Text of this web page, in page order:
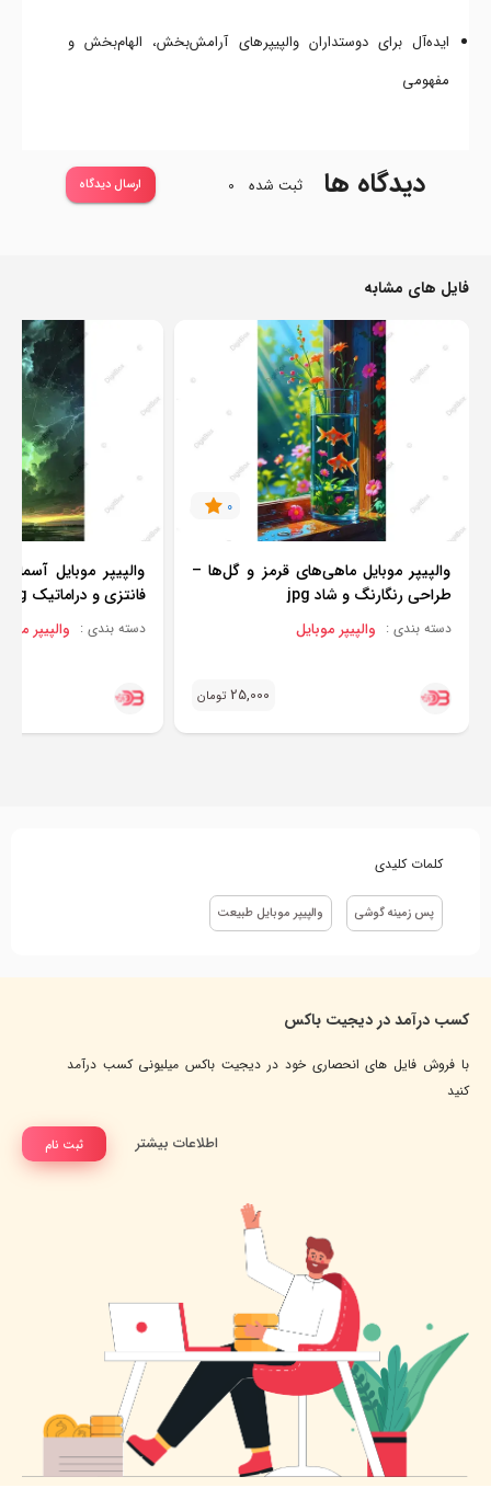
ایده‌آل برای دوستداران والپیپرهای آرامش‌بخش، الهام‌بخش و
مفهومی
دیدگاه ها ثبت شده 0 ارسال دیدگاه
فایل های مشابه
0
والپیپر موبایل ماهی‌های قرمز و گل‌ها –
طراحی رنگارنگ و شاد jpg
دسته بندی : والپیپر موبایل
25,000 تومان
والپیپر موبایل
فانتزی و دراماتیک jpg
دسته بندی : والپیپر
کلمات کلیدی
پس زمینه گوشی والپیپر موبایل طبیعت
کسب درآمد در دیجیت باکس
با فروش فایل های انحصاری خود در دیجیت باکس میلیونی کسب درآمد
کنید
ثبت نام اطلاعات بیشتر